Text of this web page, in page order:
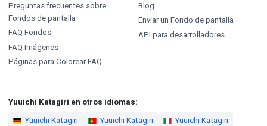
Preguntas frecuentes sobre
Fondos de pantalla
FAQ Fondos
FAQ Imágenes
Páginas para Colorear FAQ
Blog
Enviar un Fondo de pantalla
API para desarrolladores
Yuuichi Katagiri en otros idiomas:
Yuuichi Katagiri Yuuichi Katagiri Yuuichi Katagiri